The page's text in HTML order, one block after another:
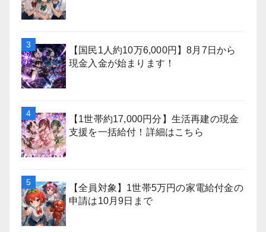
【国民1人約10万6,000円】8月7日から
現金入金が始まります！
【1世帯約17,000円分】生活再建の現金
支援を一括給付！詳細はこちら
【全員対象】1世帯5万円の家電給付金の
申請は10月9日まで